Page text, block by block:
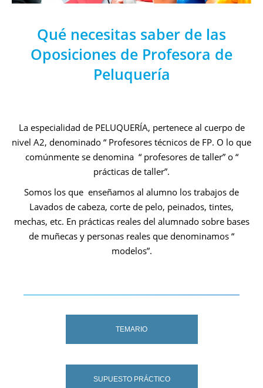
Qué necesitas saber de las
Oposiciones de Profesora de
Peluquería
La especialidad de PELUQUERÍA, pertenece al cuerpo de
nivel A2, denominado “ Profesores técnicos de FP. O lo que
comúnmente se denomina “ profesores de taller” o “
prácticas de taller”.
Somos los que enseñamos al alumno los trabajos de
Lavados de cabeza, corte de pelo, peinados, tintes,
mechas, etc. En prácticas reales del alumnado sobre bases
de muñecas y personas reales que denominamos “
modelos”.
TEMARIO
SUPUESTO PRÁCTICO